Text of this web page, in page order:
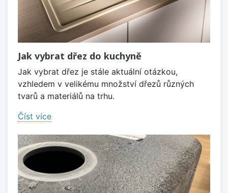
Jak vybrat dřez do kuchyně
Jak vybrat dřez je stále aktuální otázkou,
vzhledem v velikému množství dřezů různých
tvarů a materiálů na trhu.
Číst více